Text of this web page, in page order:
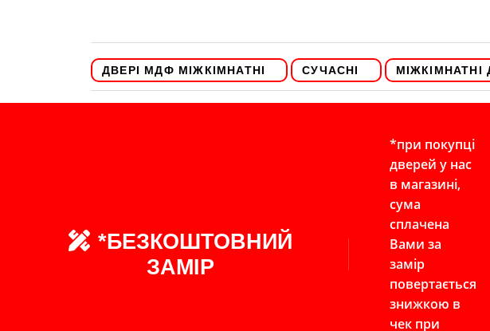
ДВЕРІ МДФ МІЖКІМНАТНІ СУЧАСНІ МІЖКІМНАТНІ
*БЕЗКОШТОВНИЙ
ЗАМІР
*при покупці
дверей у нас
в магазині,
сума
сплачена
Вами за
замір
повертається
знижкою в
чек при